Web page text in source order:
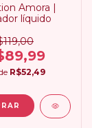
Amora |
líquido
R$52,49